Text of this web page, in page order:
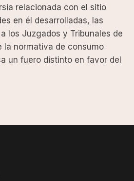
relacionada con el sitio
en él desarrolladas, las
los Juzgados y Tribunales de
la normativa de consumo
un fuero distinto en favor del
DE